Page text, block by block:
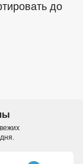
до